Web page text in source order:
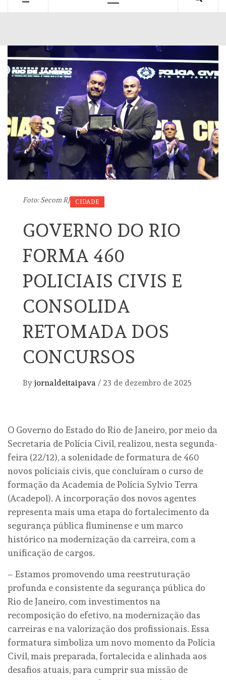
Foto: Secom RJ CIDADE
GOVERNO DO RIO
FORMA 460
POLICIAIS CIVIS E
CONSOLIDA
RETOMADA DOS
CONCURSOS
By jornaldeitaipava / 23 de dezembro de 2025
O Governo do Estado do Rio de Janeiro, por meio da
Secretaria de Polícia Civil, realizou, nesta segunda-
feira (22/12), a solenidade de formatura de 460
novos policiais civis, que concluíram o curso de
formação da Academia de Polícia Sylvio Terra
(Acadepol). A incorporação dos novos agentes
representa mais uma etapa do fortalecimento da
segurança pública fluminense e um marco
histórico na modernização da carreira, com a
unificação de cargos.
– Estamos promovendo uma reestruturação
profunda e consistente da segurança pública do
Rio de Janeiro, com investimentos na
recomposição do efetivo, na modernização das
carreiras e na valorização dos profissionais. Essa
formatura simboliza um novo momento da Polícia
Civil, mais preparada, fortalecida e alinhada aos
desafios atuais, para cumprir sua missão de